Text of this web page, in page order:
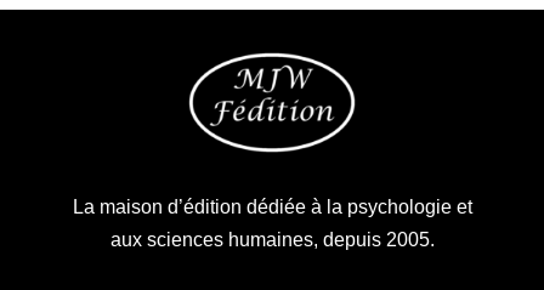
La maison d’édition dédiée à la psychologie et
aux sciences humaines, depuis 2005.